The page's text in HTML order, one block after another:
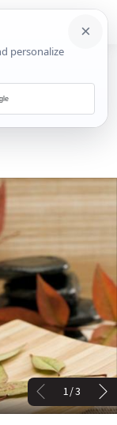
1/3